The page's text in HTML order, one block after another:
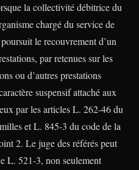
la collectivité débitrice du
chargé du service de
le recouvrement d’un
par retenues sur les
ou d’autres prestations
suspensif attaché aux
par les articles L. 262-46 du
et L. 845-3 du code de la
2. Le juge des référés peut
L. 521-3, non seulement